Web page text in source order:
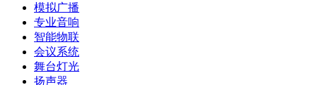
模拟广播
专业音响
智能物联
会议系统
舞台灯光
扬声器